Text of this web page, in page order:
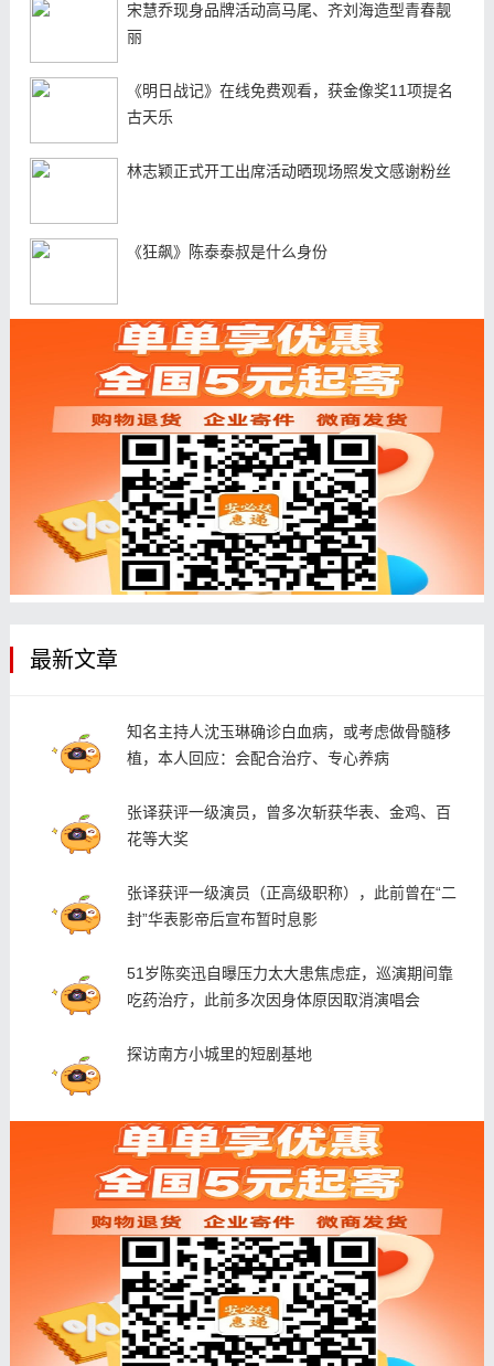
宋慧乔现身品牌活动高马尾、齐刘海造型青春靓
丽
《明日战记》在线免费观看，获金像奖11项提名
古天乐
林志颖正式开工出席活动晒现场照发文感谢粉丝
《狂飙》陈泰泰叔是什么身份
最新文章
知名主持人沈玉琳确诊白血病，或考虑做骨髓移
植，本人回应：会配合治疗、专心养病
张译获评一级演员，曾多次斩获华表、金鸡、百
花等大奖
张译获评一级演员（正高级职称），此前曾在“二
封”华表影帝后宣布暂时息影
51岁陈奕迅自曝压力太大患焦虑症，巡演期间靠
吃药治疗，此前多次因身体原因取消演唱会
探访南方小城里的短剧基地